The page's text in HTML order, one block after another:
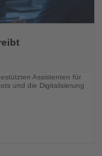
Assistenten für
und die Digitalisierung